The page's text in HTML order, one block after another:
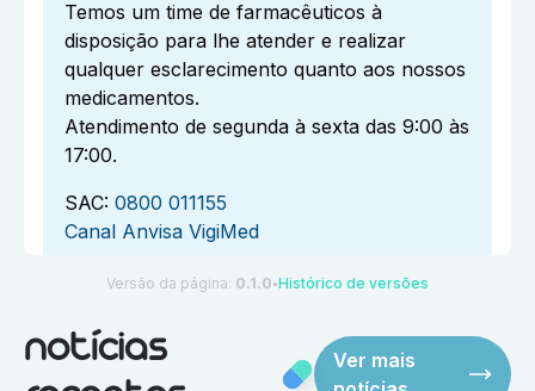
Temos um time de farmacêuticos à
disposição para lhe atender e realizar
qualquer esclarecimento quanto aos nossos
medicamentos.
Atendimento de segunda à sexta das 9:00 às
17:00.
SAC: 0800 011155
Canal Anvisa VigiMed
Versão da página: 0.1.0 ●Histórico de versões
notícias
Ver mais